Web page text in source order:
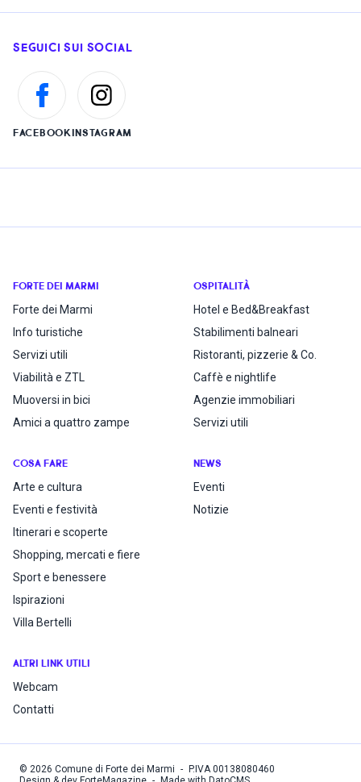
SEGUICI SUI SOCIAL
FACEBOOKINSTAGRAM
FORTE DEI MARMI
Forte dei Marmi
Info turistiche
Servizi utili
Viabilità e ZTL
Muoversi in bici
Amici a quattro zampe
OSPITALITÀ
Hotel e Bed&Breakfast
Stabilimenti balneari
Ristoranti, pizzerie & Co.
Caffè e nightlife
Agenzie immobiliari
Servizi utili
COSA FARE
Arte e cultura
Eventi e festività
Itinerari e scoperte
Shopping, mercati e fiere
Sport e benessere
Ispirazioni
Villa Bertelli
NEWS
Eventi
Notizie
ALTRI LINK UTILI
Webcam
Contatti
© 2026 Comune di Forte dei Marmi - P.IVA00138080460